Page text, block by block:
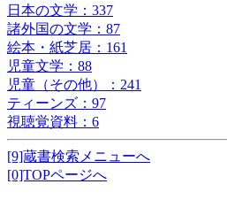
日本の文学：337
諸外国の文学：87
絵本・紙芝居：161
児童文学：88
児童（その他）：241
ティーンズ：97
視聴覚資料：6
[9]蔵書検索メニューへ
[0]TOPページへ